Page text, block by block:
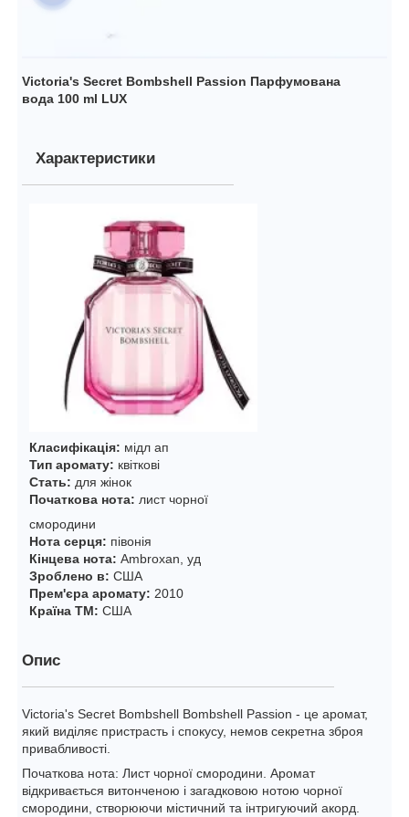
Victoria's Secret Bombshell Passion Парфумована
вода 100 ml LUX
Характеристики
Класифікація: мідл ап
Тип аромату: квіткові
Стать: для жінок
Початкова нота: лист чорної
смородини
Нота серця: півонія
Кінцева нота: Ambroxan, уд
Зроблено в: США
Прем'єра аромату: 2010
Країна ТМ: США
Опис
Victoria's Secret Bombshell Bombshell Passion - це аромат,
який виділяє пристрасть і спокусу, немов секретна зброя
привабливості.
Початкова нота: Лист чорної смородини. Аромат
відкривається витонченою і загадковою нотою чорної
смородини, створюючи містичний та інтригуючий акорд.